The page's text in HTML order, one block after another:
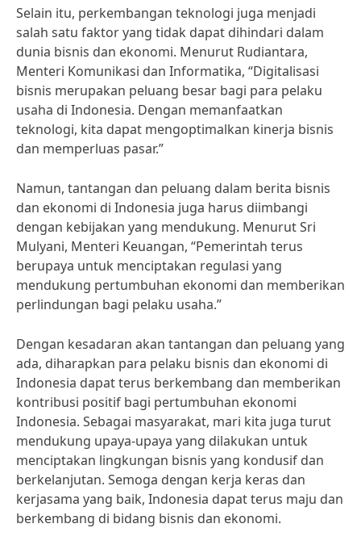
Selain itu, perkembangan teknologi juga menjadi
salah satu faktor yang tidak dapat dihindari dalam
dunia bisnis dan ekonomi. Menurut Rudiantara,
Menteri Komunikasi dan Informatika, “Digitalisasi
bisnis merupakan peluang besar bagi para pelaku
usaha di Indonesia. Dengan memanfaatkan
teknologi, kita dapat mengoptimalkan kinerja bisnis
dan memperluas pasar.”
Namun, tantangan dan peluang dalam berita bisnis
dan ekonomi di Indonesia juga harus diimbangi
dengan kebijakan yang mendukung. Menurut Sri
Mulyani, Menteri Keuangan, “Pemerintah terus
berupaya untuk menciptakan regulasi yang
mendukung pertumbuhan ekonomi dan memberikan
perlindungan bagi pelaku usaha.”
Dengan kesadaran akan tantangan dan peluang yang
ada, diharapkan para pelaku bisnis dan ekonomi di
Indonesia dapat terus berkembang dan memberikan
kontribusi positif bagi pertumbuhan ekonomi
Indonesia. Sebagai masyarakat, mari kita juga turut
mendukung upaya-upaya yang dilakukan untuk
menciptakan lingkungan bisnis yang kondusif dan
berkelanjutan. Semoga dengan kerja keras dan
kerjasama yang baik, Indonesia dapat terus maju dan
berkembang di bidang bisnis dan ekonomi.